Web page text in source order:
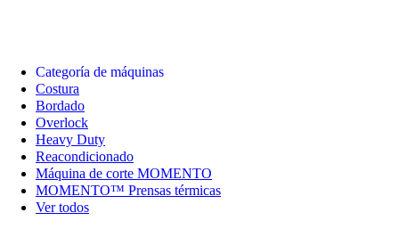
Categoría de máquinas
Costura
Bordado
Overlock
Heavy Duty
Reacondicionado
Máquina de corte MOMENTO
MOMENTO™ Prensas térmicas
Ver todos